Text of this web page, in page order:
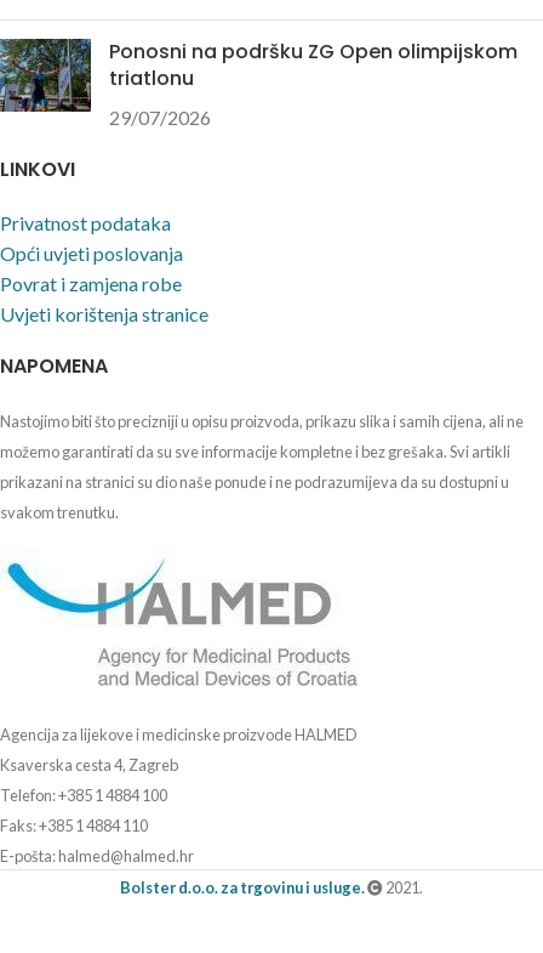
Ponosni na podršku ZG Open olimpijskom
triatlonu
29/07/2026
LINKOVI
Privatnost podataka
Opći uvjeti poslovanja
Povrat i zamjena robe
Uvjeti korištenja stranice
NAPOMENA
Nastojimo biti što precizniji u opisu proizvoda, prikazu slika i samih cijena, ali ne
možemo garantirati da su sve informacije kompletne i bez grešaka. Svi artikli
prikazani na stranici su dio naše ponude i ne podrazumijeva da su dostupni u
svakom trenutku.
Agencija za lijekove i medicinske proizvode HALMED
Ksaverska cesta 4, Zagreb
Telefon: +385 1 4884 100
Faks: +385 1 4884 110
E-pošta: halmed@halmed.hr
Bolster d.o.o. za trgovinu i usluge.
2021.